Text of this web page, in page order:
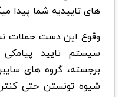
های تاییدیه شما پیدا
وقوع این دست حملات
سیستم تایید
برجسته، گروه های
شیوه تونستن حتی